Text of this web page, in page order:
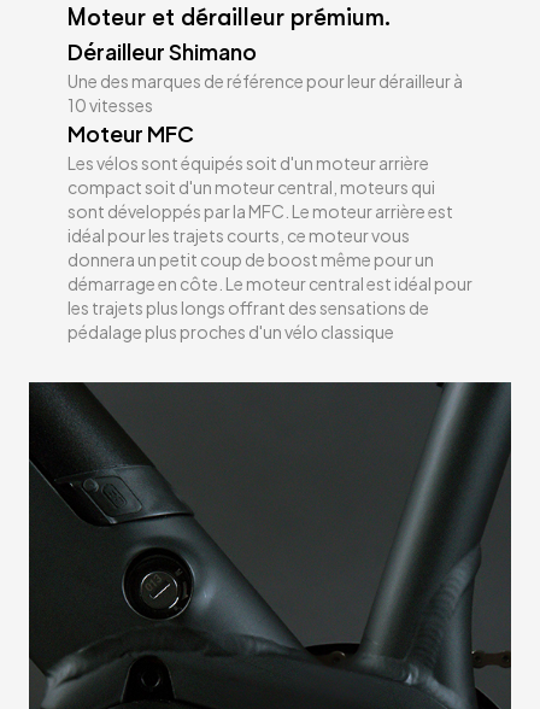
Moteur et dérailleur prémium.
Dérailleur Shimano
Une des marques de référence pour leur dérailleur à
10 vitesses
Moteur MFC
Les vélos sont équipés soit d'un moteur arrière
compact soit d'un moteur central, moteurs qui
sont développés par la MFC. Le moteur arrière est
idéal pour les trajets courts, ce moteur vous
donnera un petit coup de boost même pour un
démarrage en côte. Le moteur central est idéal pour
les trajets plus longs offrant des sensations de
pédalage plus proches d'un vélo classique